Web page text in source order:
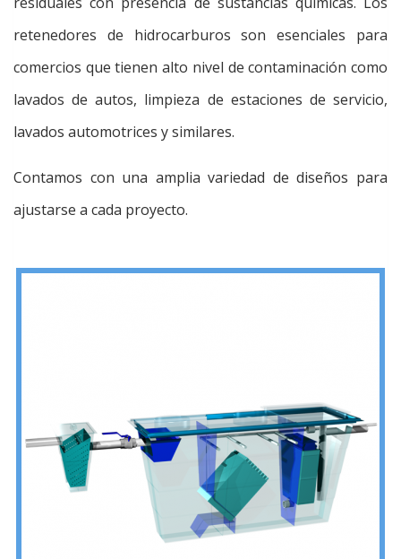
retenedores de hidrocarburos son esenciales para
comercios que tienen alto nivel de contaminación como
lavados de autos, limpieza de estaciones de servicio,
lavados automotrices y similares.
Contamos con una amplia variedad de diseños para
ajustarse a cada proyecto.